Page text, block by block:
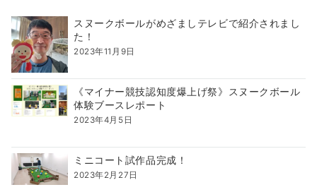
スヌークボールがめざましテレビで紹介されまし
た！
2023年11月9日
《マイナー競技認知度爆上げ祭》スヌークボール
体験ブースレポート
2023年4月5日
ミニコート試作品完成！
2023年2月27日